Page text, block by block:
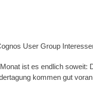
User Group
ist es endlich soweit:
kommen gut